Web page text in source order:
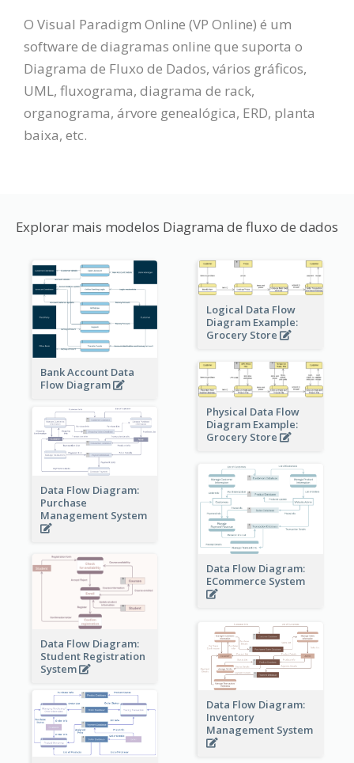
O Visual Paradigm Online (VP Online) é um
software de diagramas online que suporta o
Diagrama de Fluxo de Dados, vários gráficos,
UML, fluxograma, diagrama de rack,
organograma, árvore genealógica, ERD, planta
baixa, etc.
Explorar mais modelos Diagrama de fluxo de dados
Bank Account Data
Flow Diagram
Logical Data Flow
Diagram Example:
Grocery Store
Physical Data Flow
Diagram Example:
Grocery Store
Data Flow Diagram:
Purchase
Management System
Data Flow Diagram:
ECommerce System
Data Flow Diagram:
Student Registration
System
Data Flow Diagram:
Inventory
Management System